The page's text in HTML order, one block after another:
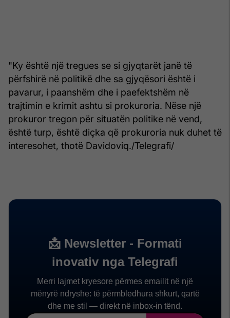
"Ky është një tregues se si gjyqtarët janë të
përfshirë në politikë dhe sa gjyqësori është i
pavarur, i paanshëm dhe i paefektshëm në
trajtimin e krimit ashtu si prokuroria. Nëse një
prokuror tregon për situatën politike në vend,
është turp, është diçka që prokuroria nuk duhet të
interesohet, thotë Davidoviq./Telegrafi/